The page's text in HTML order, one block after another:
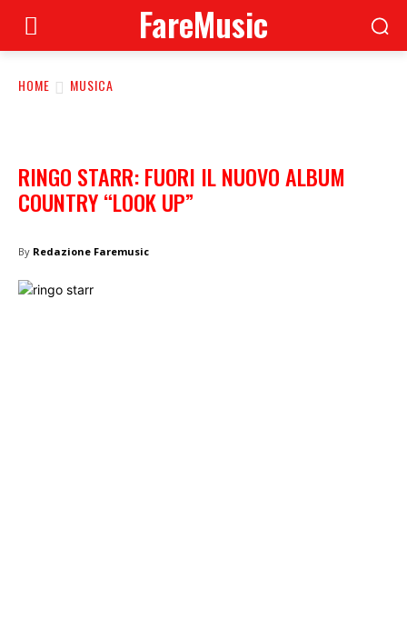
FareMusic
HOME MUSICA
RINGO STARR: FUORI IL NUOVO ALBUM
COUNTRY “LOOK UP”
By Redazione Faremusic